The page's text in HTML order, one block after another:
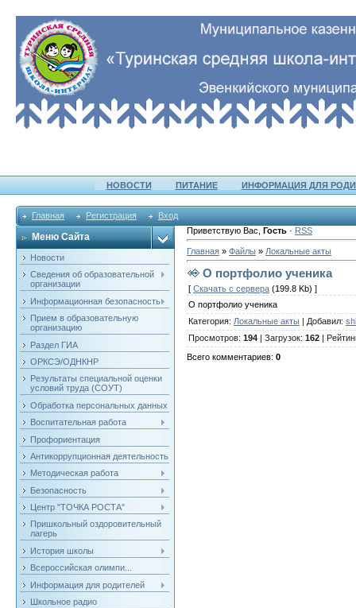
НОВОСТИ ПИТАНИЕ ИНФОРМАЦИЯ ДЛЯ
Главная Регистрация Вход
Меню Сайта
Новости
Сведения об образовательной
организации
Информационная безопасность
Прием в образовательную
организацию
Раздел ГИА
ОРКСЭ/ОДНКНР
Результаты специальной оценки
условий труда (СОУТ)
Обработка персональных данных
Воспитательная работа
Профориентация
Антикоррупционная деятельность
Методическая работа
Безопасность
Центр "ТОЧКА РОСТА"
Пришкольный оздоровительный
лагерь
История школы
Всероссийская олимпи...
Информация для родителей
Школьное радио
Приветствую Вас Гость · RSS
Главная » Файлы » Локальные акты
О портфолио ученика
[ Скачать с сервера (199.8 Kb) ]
О портфолио ученика
Категория: Локальные акты Добавил:
Просмотров: 194 Загрузок: 162
Всего комментариев: 0